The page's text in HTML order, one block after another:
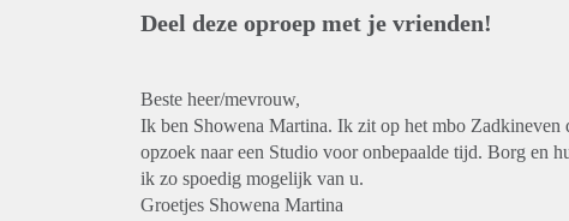
Deel deze oproep met je vrienden!
Beste heer/mevrouw,
Ik ben Showena Martina. Ik zit op het mbo Zadkineven
opzoek naar een Studio voor onbepaalde tijd. Borg en
ik zo spoedig mogelijk van u.
Groetjes Showena Martina